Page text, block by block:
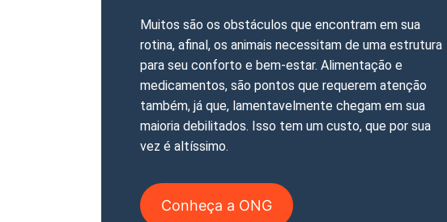
Muitos são os obstáculos que encontram em sua
rotina, afinal, os animais necessitam de uma estrutura
para seu conforto e bem-estar. Alimentação e
medicamentos, são pontos que requerem atenção
também, já que, lamentavelmente chegam em sua
maioria debilitados. Isso tem um custo, que por sua
vez é altíssimo.
Conheça a ONG